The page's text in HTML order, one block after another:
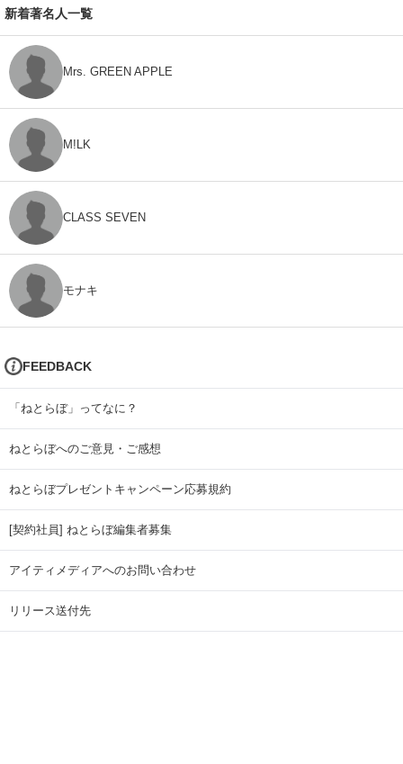
新着著名人一覧
Mrs. GREEN APPLE
M!LK
CLASS SEVEN
モナキ
FEEDBACK
「ねとらぼ」ってなに？
ねとらぼへのご意見・ご感想
ねとらぼプレゼントキャンペーン応募規約
[契約社員] ねとらぼ編集者募集
アイティメディアへのお問い合わせ
リリース送付先